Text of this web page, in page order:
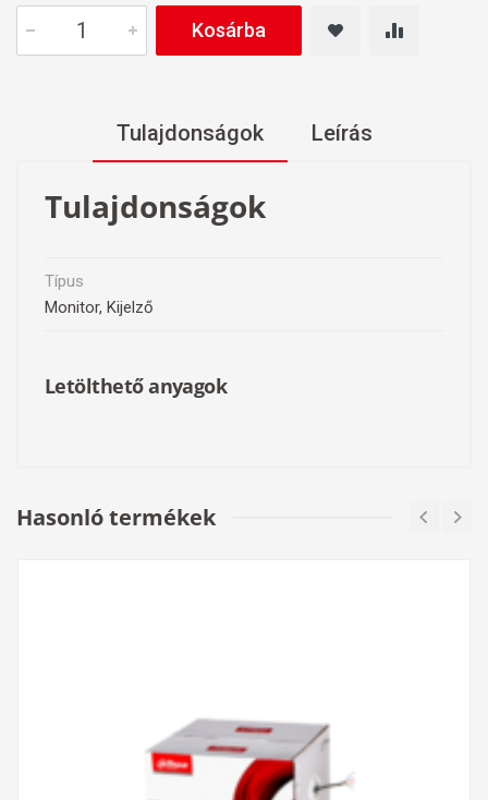
Kosárba
Tulajdonságok Leírás
Tulajdonságok
Típus
Monitor, Kijelző
Letölthető anyagok
Hasonló termékek